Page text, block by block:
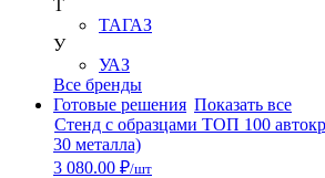
Т
ТАГАЗ
У
УАЗ
Все бренды
Готовые решения Показать все
Стенд с образцами ТОП 100
30 металла)
3 080.00 ₽/шт